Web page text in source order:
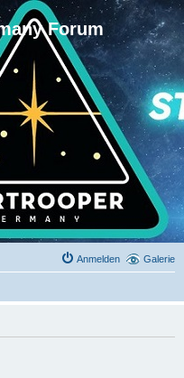
Forum
Galerie
Anmelden